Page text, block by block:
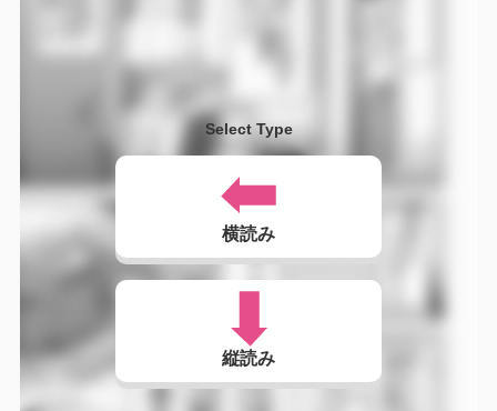
Select Type
横読み
縦読み